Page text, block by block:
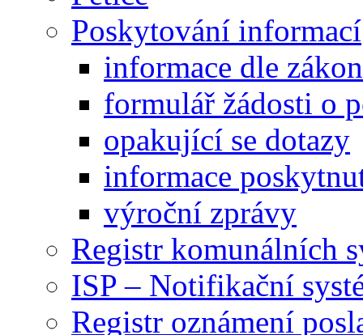
Poskytování informací
informace dle
formulář žádosti o
opakující se dotazy
informace
výroční zprávy
Registr komunálních
ISP – Notifikační
Registr oznámení